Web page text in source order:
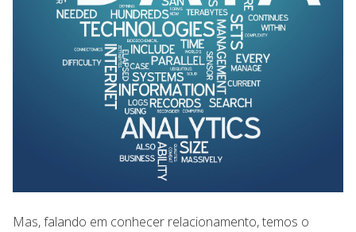
Mas, falando em conhecer relacionamento, temos o